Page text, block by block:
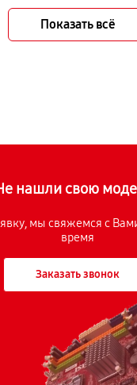
Показать всё
нашли свою
мы свяжемся с
время
Заказать звонок